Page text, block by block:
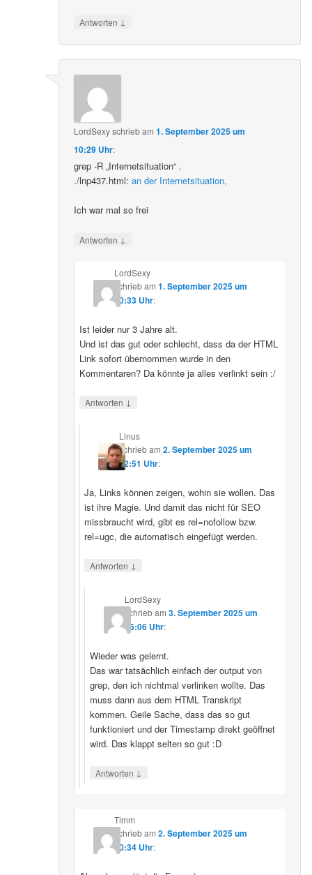
Antworten ↓
LordSexyschriebam1. September 2025 um
10:29 Uhr:
grep -R „Internetsituation“ .
./lnp437.html:an der Internetsituation,
Ich war mal so frei
Antworten ↓
LordSexy
schriebam 1. September 2025 um
10:33 Uhr:
Ist leider nur 3 Jahre alt.
Und ist das gut oder schlecht, dass da der HTML
Link sofort übernommen wurde in den
Kommentaren? Da könnte ja alles verlinkt sein :/
Antworten ↓
Linus
schriebam2. September 2025 um
12:51 Uhr:
Ja, Links können zeigen, wohin sie wollen. Das
ist ihre Magie. Und damit das nicht für SEO
missbraucht wird, gibt es rel=nofollow bzw.
rel=ugc, die automatisch eingefügt werden.
Antworten ↓
LordSexy
schriebam 3. September 2025 um
16:06 Uhr:
Wieder was gelernt.
Das war tatsächlich einfach der output von
grep, den ich nichtmal verlinken wollte. Das
muss dann aus dem HTML Transkript
kommen. Geile Sache, dass das so gut
funktioniert und der Timestamp direkt geöffnet
wird. Das klappt selten so gut :D
Antworten ↓
Timm
schriebam 2. September 2025 um
10:34 Uhr: